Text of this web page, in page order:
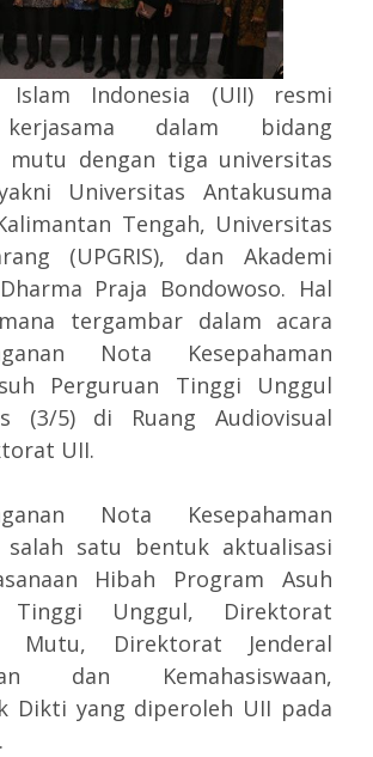
Islam Indonesia (UII) resmi
dalam bidang
mutu dengan tiga universitas
Universitas Antakusuma
Tengah, Universitas
(UPGRIS), dan Akademi
Praja Bondowoso. Hal
tergambar dalam acara
Nota Kesepahaman
Perguruan Tinggi Unggul
(3/5) di Ruang Audiovisual
UII.
Nota Kesepahaman
salah satu bentuk aktualisasi
Hibah Program Asuh
Tinggi Unggul, Direktorat
Mutu, Direktorat Jenderal
dan Kemahasiswaan,
Dikti yang diperoleh UII pada